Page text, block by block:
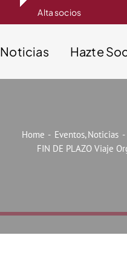
Alta socios
Noticias Hazte
Home Eventos Noticias
FIN DE PLAZO Viaje